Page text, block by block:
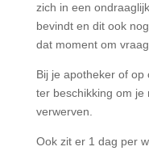
zich in een
bevindt en dit ook
dat moment om
Bij je apotheker of
ter beschikking om je
verwerven.
Ook zit er 1 dag per